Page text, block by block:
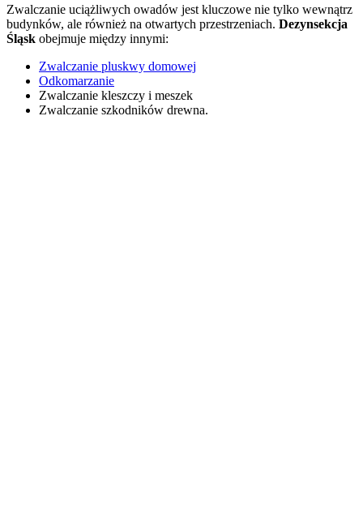
Zwalczanie uciążliwych owadów jest kluczowe nie tylko wewnątrz
budynków, ale również na otwartych przestrzeniach. Dezynsekcja
Śląsk obejmuje między innymi:
Zwalczanie pluskwy domowej
Odkomarzanie
Zwalczanie kleszczy i meszek
Zwalczanie szkodników drewna.